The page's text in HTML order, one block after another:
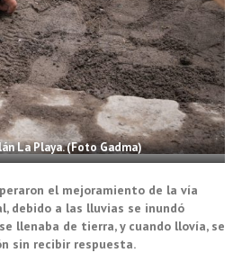
La Playa. (Foto Gadma)
el mejoramiento de la vía
debido a las lluvias se inundó
llenaba de tierra, y cuando llovía, se
sin recibir respuesta.